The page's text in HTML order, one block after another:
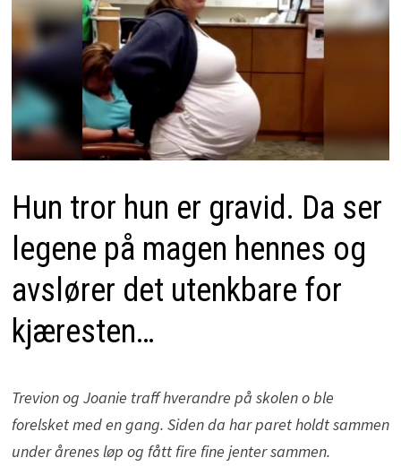
Hun tror hun er gravid. Da ser
legene på magen hennes og
avslører det utenkbare for
kjæresten…
Trevion og Joanie traff hverandre på skolen o ble
forelsket med en gang. Siden da har paret holdt sammen
under årenes løp og fått fire fine jenter sammen.